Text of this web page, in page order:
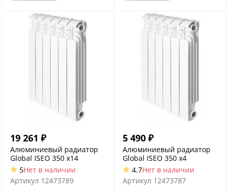
19 261 ₽
Алюминиевый радиатор
Global ISEO 350 x14
5Нет в наличии
Артикул 12473789
5 490 ₽
Алюминиевый радиатор
Global ISEO 350 x4
4.7Нет в наличии
Артикул 12473787